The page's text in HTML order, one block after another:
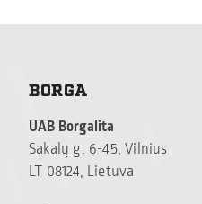
BORGA
UAB Borgalita
Sakalų g. 6-45, Vilnius
LT 08124, Lietuva